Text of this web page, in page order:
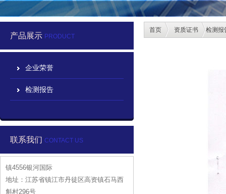
产品展示 PRODUCT
企业荣誉
检测报告
联系我们 CONTACT US
镇4556银河国际
地址：江苏省镇江市丹徒区高资镇石马西
斛村296号
首页 资质证书 检测报